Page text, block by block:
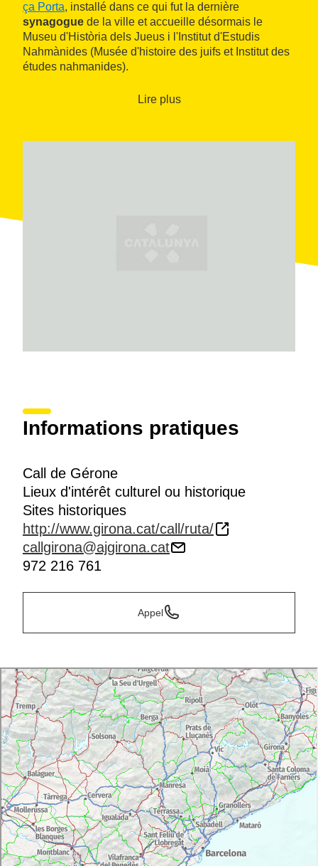
ça Porta, installé dans ce qui fut la dernière
synagogue de la ville et accueille désormais le
Museu d'Història dels Jueus i l'Institut d'Estudis
Nahmànides (Musée d'histoire des juifs et Institut des
études nahmanides).
recommandé de le contempler à partir du parc de la
Lire plus
Informations pratiques
Call de Gérone
Lieux d'intérêt culturel ou historique
Sites historiques
http://www.girona.cat/call/ruta/
callgirona@ajgirona.cat
972 216 761
Appel